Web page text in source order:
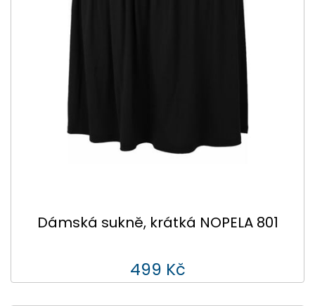
Dámská sukně, krátká NOPELA 801
499 Kč